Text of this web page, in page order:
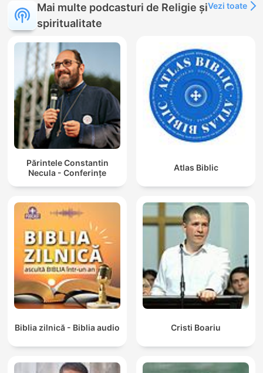
Mai multe podcasturi de Religie și
spiritualitate
Vezi toate
Părintele Constantin
Necula - Conferințe
Atlas Biblic
Biblia zilnică - Biblia audio Cristi Boariu